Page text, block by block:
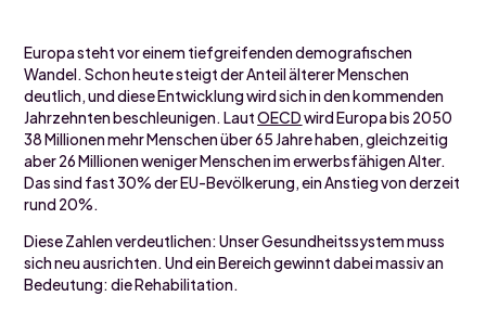
Europa steht vor einem tiefgreifenden demografischen
Wandel. Schon heute steigt der Anteil älterer Menschen
deutlich, und diese Entwicklung wird sich in den kommenden
Jahrzehnten beschleunigen. LautOECDwird Europa bis 2050
38 Millionen mehr Menschen über 65 Jahre haben, gleichzeitig
aber 26 Millionen weniger Menschen im erwerbsfähigen Alter.
Das sind fast 30% der EU-Bevölkerung, ein Anstieg von derzeit
rund 20%.
Diese Zahlen verdeutlichen: Unser Gesundheitssystem muss
sich neu ausrichten. Und ein Bereich gewinnt dabei massiv an
Bedeutung: die Rehabilitation.